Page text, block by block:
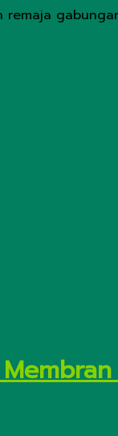
remaja